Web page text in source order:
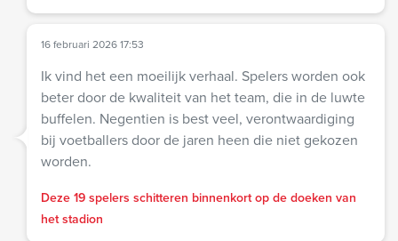
16 februari 2026 17:53
Ik vind het een moeilijk verhaal. Spelers worden ook
beter door de kwaliteit van het team, die in de luwte
buffelen. Negentien is best veel, verontwaardiging
bij voetballers door de jaren heen die niet gekozen
worden.
Deze 19 spelers schitteren binnenkort op de doeken van
het stadion